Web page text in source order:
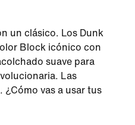
un clásico. Los Dunk
Block icónico con
suave para
Las
vas a usar tus